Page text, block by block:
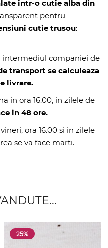
intr-o cutie alba din
pentru
cutie trusou:
intermediul companiei de
transport se calculeaza
livrare.
in ora 16.00, in zilele de
in 48 ore.
ora 16.00 si in zilele
se va face marti.
25%